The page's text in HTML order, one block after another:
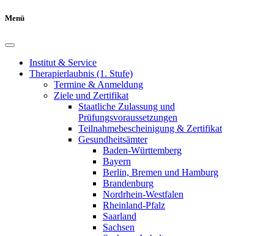
Menü
Institut & Service
Therapierlaubnis (1. Stufe)
Termine & Anmeldung
Ziele und Zertifikat
Staatliche Zulassung und
Prüfungsvoraussetzungen
Teilnahmebescheinigung & Zertifikat
Gesundheitsämter
Baden-Württemberg
Bayern
Berlin, Bremen und Hamburg
Brandenburg
Nordrhein-Westfalen
Rheinland-Pfalz
Saarland
Sachsen